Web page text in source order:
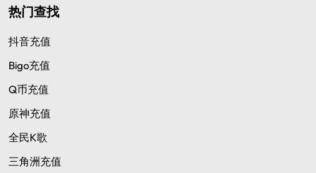
热门查找
抖音充值
Bigo充值
Q币充值
原神充值
全民K歌
三角洲充值